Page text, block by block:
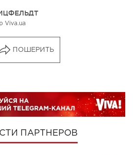
Viva.ua
ПОШЕРИТЬ
ПАРТНЕРОВ